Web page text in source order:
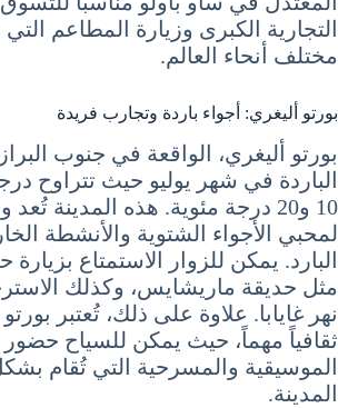
التجارية الكبرى وزيارة المطاعم
مختلف أنحاء العالم.
بورتو أليغري: أجواء باردة وتجارب فريدة
بورتو أليغري، الواقعة في جنوب
الباردة في شهر يوليو حيث تتراوح
10 و20 درجة مئوية. هذه المدينة
لمحبي الأجواء الشتوية والأنشطة
البارد. يمكن للزوار الاستمتاع بزيارة
مثل حديقة ماريشايس، وكذلك
نهر غايابا. علاوة على ذلك، تُعتبر
ثقافياً مهماً، حيث يمكن للسياح حضور
الموسيقية والمسرحية التي تُقام
المدينة.